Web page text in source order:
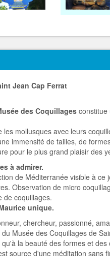
Jean Cap Ferrat
des Coquillages constitue
les mollusques avec leurs
immensité de tailles, de
pour le plus grand plaisir des
à admirer.
de Méditerranée visible à
Observation de micro
de coquillages.
unique.
chercheur, passionné,
Musée des Coquillages de
la beauté des formes et
source d'une méditation sans